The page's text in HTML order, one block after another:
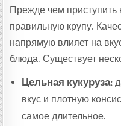
Прежде чем приступить
правильную крупу.
напрямую влияет на
блюда. Существует
Цельная кукуруза:
вкус и плотную
самое длительное.